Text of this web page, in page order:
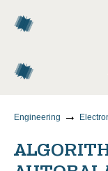
Engineering